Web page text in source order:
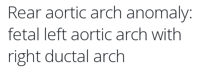
Rear aortic arch anomaly:
fetal left aortic arch with
right ductal arch